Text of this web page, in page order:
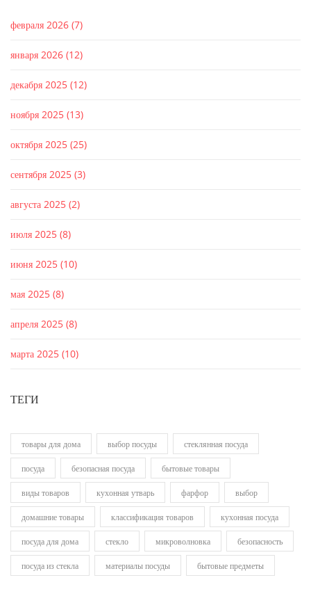
февраля 2026 (7)
января 2026 (12)
декабря 2025 (12)
ноября 2025 (13)
октября 2025 (25)
сентября 2025 (3)
августа 2025 (2)
июля 2025 (8)
июня 2025 (10)
мая 2025 (8)
апреля 2025 (8)
марта 2025 (10)
ТЕГИ
товары для дома выбор посуды стеклянная посуда
посуда безопасная посуда бытовые товары
виды товаров кухонная утварь фарфор выбор
домашние товары классификация товаров кухонная посуда
посуда для дома стекло микроволновка безопасность
посуда из стекла материалы посуды бытовые предметы